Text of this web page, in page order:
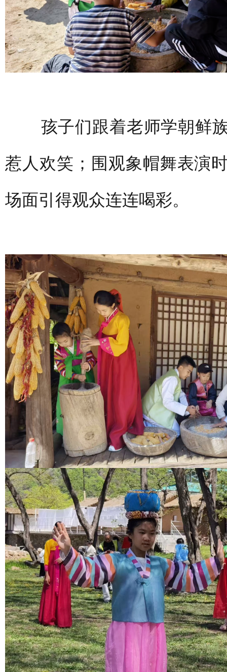
孩子们跟着老师学朝鲜族
惹人欢笑；围观象帽舞表演
场面引得观众连连喝彩。